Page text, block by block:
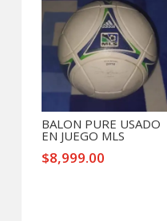
BALON PURE USADO
EN JUEGO MLS
$8,999.00